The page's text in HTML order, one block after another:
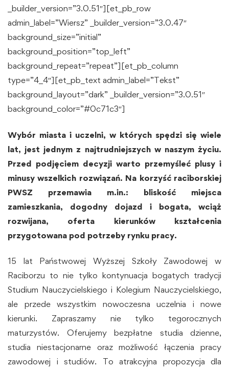
_builder_version=”3.0.51″][et_pb_row
admin_label=”Wiersz” _builder_version=”3.0.47″
background_size=”initial”
background_position=”top_left”
background_repeat=”repeat”][et_pb_column
type=”4_4″][et_pb_text admin_label=”Tekst”
background_layout=”dark” _builder_version=”3.0.51″
background_color=”#0c71c3″]
Wybór miasta i uczelni, w których spędzi się wiele
lat, jest jednym z najtrudniejszych w naszym życiu.
Przed podjęciem decyzji warto przemyśleć plusy i
minusy wszelkich rozwiązań. Na korzyść raciborskiej
PWSZ przemawia m.in.: bliskość miejsca
zamieszkania, dogodny dojazd i bogata, wciąż
rozwijana, oferta kierunków kształcenia
przygotowana pod potrzeby rynku pracy.
15 lat Państwowej Wyższej Szkoły Zawodowej w
Raciborzu to nie tylko kontynuacja bogatych tradycji
Studium Nauczycielskiego i Kolegium Nauczycielskiego,
ale przede wszystkim nowoczesna uczelnia i nowe
kierunki. Zapraszamy nie tylko tegorocznych
maturzystów. Oferujemy bezpłatne studia dzienne,
studia niestacjonarne oraz możliwość łączenia pracy
zawodowej i studiów. To atrakcyjna propozycja dla